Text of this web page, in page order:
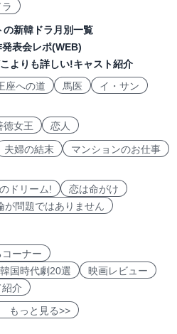
の新韓ドラ月別一覧
発表会レポ(WEB)
よりも詳しい!キャスト紹介
座への道 馬医
イ・サン
徳女王 恋人
夫婦の結末
マンションのお仕事
ドリーム!
恋は命がけ
が問題ではありません
ーナー
国時代劇20選
映画レビュー
介
と見る>>